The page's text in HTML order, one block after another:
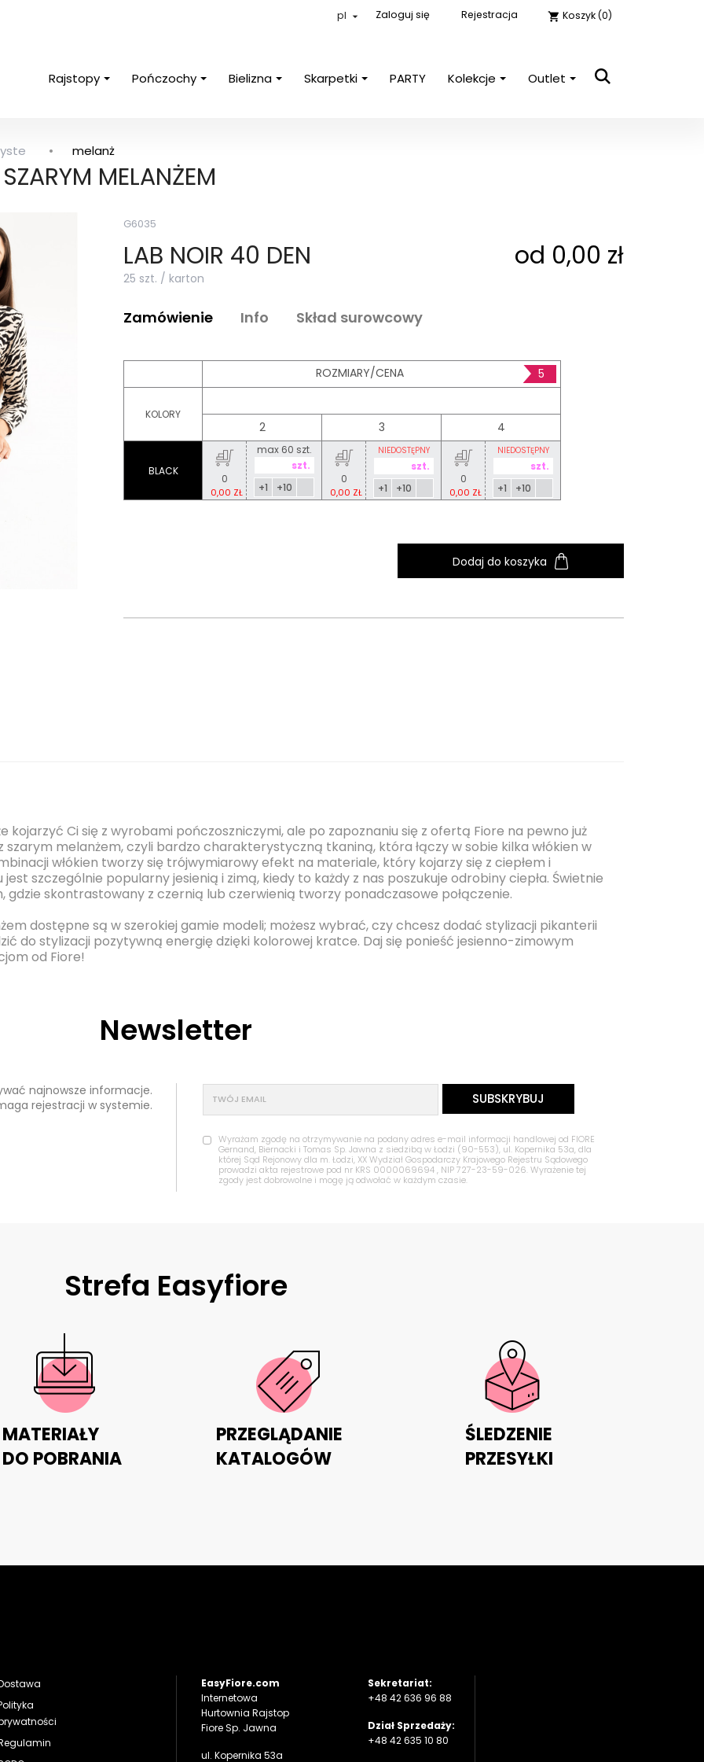
pl  Zaloguj się Rejestracja shopping_cart Koszyk(0)
Rajstopy Pończochy Bielizna Skarpetki PARTY Kolekcje Outlet close
melanż
MELANŻEM
G6035
LAB NOIR 40 DEN od 0,00 zł
25 szt. / karton
Zamówienie Info Skład surowcowy
KOLORY
BLACK
ROZMIARY/CENA 5
2 3 4
0
0,00 ZŁ
max 60 szt.
+1 +10
0
0,00 ZŁ
NIEDOSTĘPNY
+1 +10
0
0,00 ZŁ
NIEDOSTĘPNY
+1 +10
Dodaj do koszyka
kojarzyć Ci się z wyrobami pończoszniczymi, ale po zapoznaniu się z ofertą Fiore na pewno już
melanżem, czyli bardzo charakterystyczną tkaniną, która łączy w sobie kilka włókien w
włókien tworzy się trójwymiarowy efekt na materiale, który kojarzy się z ciepłem i
szczególnie popularny jesienią i zimą, kiedy to każdy z nas poszukuje odrobiny ciepła. Świetnie
gdzie skontrastowany z czernią lub czerwienią tworzy ponadczasowe połączenie.
dostępne są w szerokiej gamie modeli; możesz wybrać, czy chcesz dodać stylizacji pikanterii
do stylizacji pozytywną energię dzięki kolorowej kratce. Daj się ponieść jesienno-zimowym
od Fiore!
Newsletter
najnowsze informacje.
rejestracji w systemie.
Wyrażam zgodę na otrzymywanie na podany adres e-mail informacji handlowej od FIORE
Gernand, Biernacki i Tomas Sp. Jawna z siedzibą w Łodzi (90-553), ul. Kopernika 53a, dla
której Sąd Rejonowy dla m. Łodzi, XX Wydział Gospodarczy Krajowego Rejestru Sądowego
prowadzi akta rejestrowe pod nr KRS 0000069694 , NIP 727-23-59-026. Wyrażenie tej
zgody jest dobrowolne i mogę ją odwołać w każdym czasie.
Strefa Easyfiore
MATERIAŁY
DO POBRANIA
PRZEGLĄDANIE
KATALOGÓW
ŚLEDZENIE
PRZESYŁKI
EasyFiore.com
Internetowa
Hurtownia Rajstop
Fiore Sp. Jawna
ul. Kopernika 53a
Sekretariat:
+48 42 636 96 88
Dział Sprzedaży:
+48 42 635 10 80